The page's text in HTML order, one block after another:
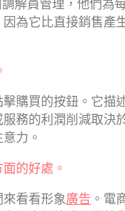
解員管理，他們為
為它比直接銷售產
購買的按鈕。它描
務的利潤削減取決
力。
的好處。
看看形象廣告 。電